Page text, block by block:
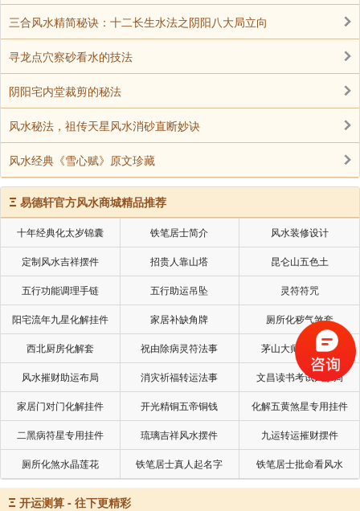
三合风水精简秘诀：十二长生水法之阴阳八大局立向
寻龙点穴察砂看水的技法
阴阳宅内堂裁剪的秘法
风水秘法，祖传天星风水消砂直断妙诀
风水经典《雪心赋》原文珍藏
Ξ 易德轩官方风水商城精品推荐
十年经典化太岁锦囊 铁笔居士简介 风水装修设计
定制风水吉祥摆件 招贵人靠山塔 昆仑山五色土
五行功能调理手链 五行助运吊坠 灵符符咒
阳宅流年九星化解挂件 家居补缺角牌 厕所化秽气煞套
西北厨房化解套 祝由除病灵符法事 茅山大师风水挂画
风水摧财助运布局 消灾祈福转运法事 文昌读书考试风水局
家居门对门化解挂件 开光精铜五帝铜钱 化解五黄煞星专用挂件
二黑病符星专用挂件 琉璃吉祥风水摆件 九运转运摧财摆件
厕所化煞水晶莲花 铁笔居士真人起名字 铁笔居士批命看风水
Ξ 开运测算 - 往下更精彩